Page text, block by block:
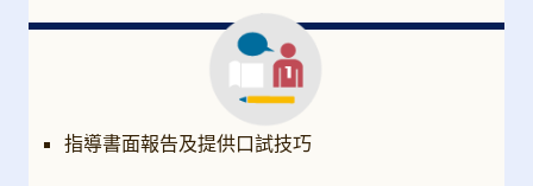
指導書面報告及提供口試技巧